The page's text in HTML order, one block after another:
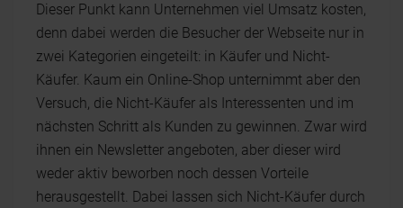
Dieser Punkt kann Unternehmen viel Umsatz kosten,
denn dabei werden die Besucher der Webseite nur in
zwei Kategorien eingeteilt: in Käufer und Nicht-
Käufer. Kaum ein Online-Shop unternimmt aber den
Versuch, die Nicht-Käufer als Interessenten und im
nächsten Schritt als Kunden zu gewinnen. Zwar wird
ihnen ein Newsletter angeboten, aber dieser wird
weder aktiv beworben noch dessen Vorteile
herausgestellt. Dabei lassen sich Nicht-Käufer durch